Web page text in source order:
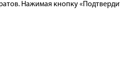
Нажимая кнопку